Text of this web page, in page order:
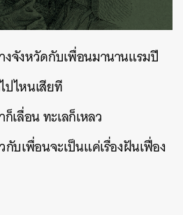
จังหวัดกับเพื่อนมานานแรมปี
ไหนเสียที
ก็เลื่อนทะเลก็เหลว
กับเพื่อนจะเป็นแค่เรื่องฝันเฟื่อง